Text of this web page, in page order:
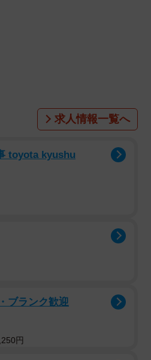
機」が話題に（カズヤシバタさん提
求人情報一覧へ
toyota kyushu
ブランク歓迎
円